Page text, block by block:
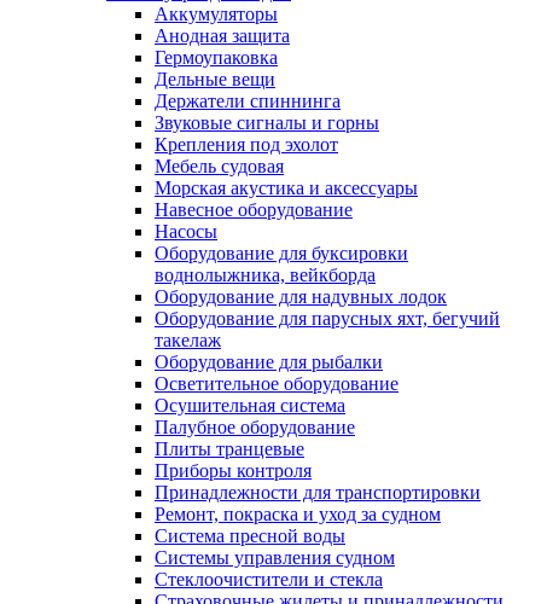
Аккумуляторы
Анодная защита
Гермоупаковка
Дельные вещи
Держатели спиннинга
Звуковые сигналы и горны
Крепления под эхолот
Мебель судовая
Морская акустика и аксессуары
Навесное оборудование
Насосы
Оборудование для буксировки
воднолыжника, вейкборда
Оборудование для надувных лодок
Оборудование для парусных яхт, бегучий
такелаж
Оборудование для рыбалки
Осветительное оборудование
Осушительная система
Палубное оборудование
Плиты транцевые
Приборы контроля
Принадлежности для транспортировки
Ремонт, покраска и уход за судном
Система пресной воды
Системы управления судном
Стеклоочистители и стекла